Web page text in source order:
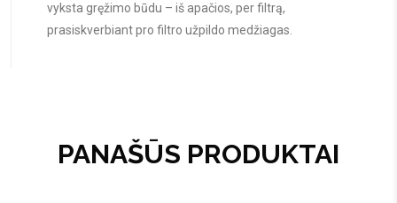
vyksta gręžimo būdu – iš apačios, per filtrą,
prasiskverbiant pro filtro užpildo medžiagas.
PANAŠŪS PRODUKTAI